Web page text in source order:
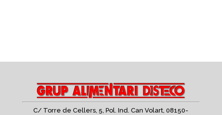
C/ Torre de Cellers, 5, Pol. Ind. Can Volart,08150-